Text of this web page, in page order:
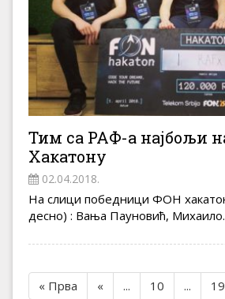
Тим са РАФ-а најбољи
Хакатону
02.04.2018.
На слици победници ФОН
десно) : Вања Пауновић,
« Прва « ... 10 ... 19